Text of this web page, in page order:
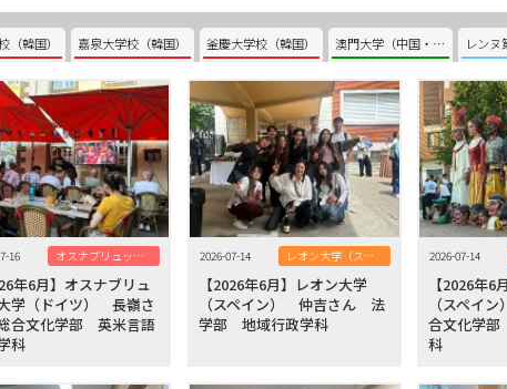
（韓国） 嘉泉大学校（韓国） 釜慶大学校（韓国） 澳門大学（中国・澳門）
16 オスナブリュック大学（ドイツ）
年6月】オスナブリュ
学（ドイツ） 長嶺さ
合文化学部 英米言語
科
2026-07-14 レオン大学（スペイン）
【2026年6月】レオン大学
（スペイン） 仲吉さん 法
学部 地域行政学科
2026-07-14
【2026年6
（スペイ
合文化学
科